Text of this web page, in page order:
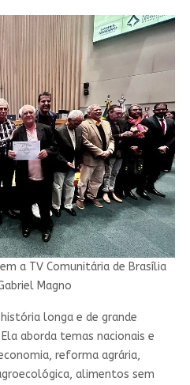
a TV Comunitária de Brasília
Magno
longa e de grande
aborda temas nacionais e
reforma agrária,
alimentos sem